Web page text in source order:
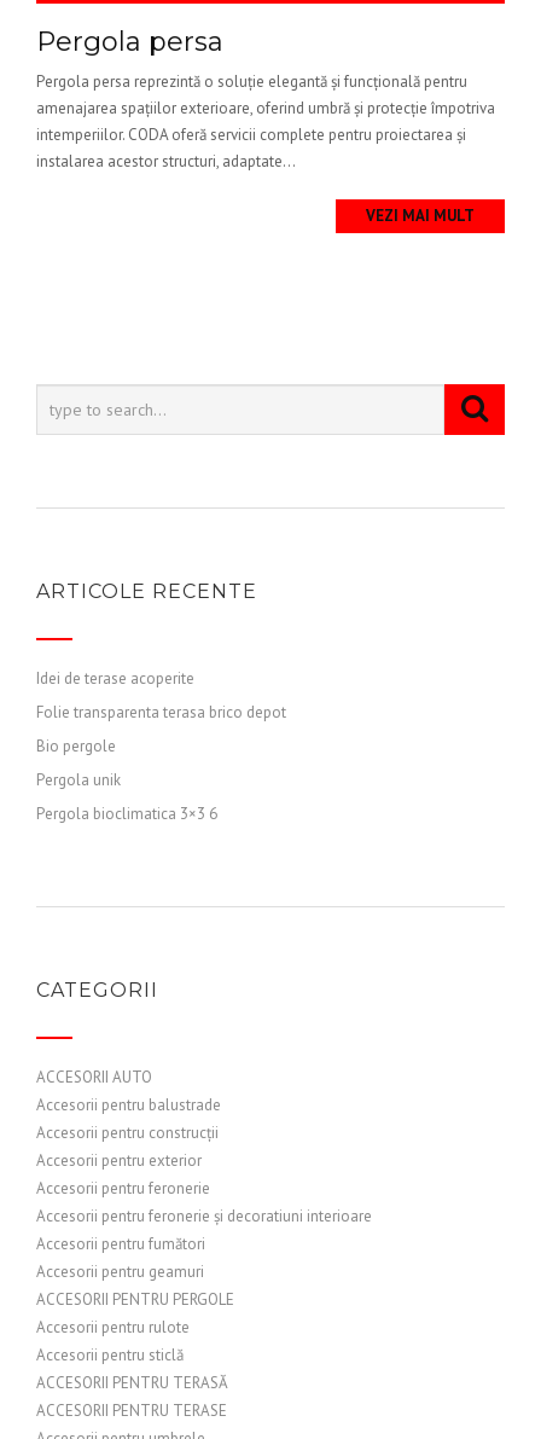
Pergola persa
Pergola persa reprezintă o soluție elegantă și funcțională pentru
amenajarea spațiilor exterioare, oferind umbră și protecție împotriva
intemperiilor. CODA oferă servicii complete pentru proiectarea și
instalarea acestor structuri, adaptate...
VEZI MAI MULT
ARTICOLE RECENTE
Idei de terase acoperite
Folie transparenta terasa brico depot
Bio pergole
Pergola unik
Pergola bioclimatica 3×3 6
CATEGORII
ACCESORII AUTO
Accesorii pentru balustrade
Accesorii pentru construcții
Accesorii pentru exterior
Accesorii pentru feronerie
Accesorii pentru feronerie și decoratiuni interioare
Accesorii pentru fumători
Accesorii pentru geamuri
ACCESORII PENTRU PERGOLE
Accesorii pentru rulote
Accesorii pentru sticlă
ACCESORII PENTRU TERASĂ
ACCESORII PENTRU TERASE